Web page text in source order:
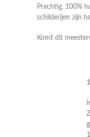
Prachtig, 100%
schilderijen zijn
Komt dit